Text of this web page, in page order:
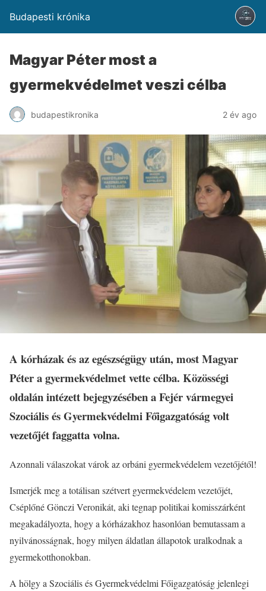
Budapesti krónika
Magyar Péter most a
gyermekvédelmet veszi célba
budapestikronika 2 év ago
A kórházak és az egészségügy után, most Magyar
Péter a gyermekvédelmet vette célba. Közösségi
oldalán intézett bejegyzésében a Fejér vármegyei
Szociális és Gyermekvédelmi Főigazgatóság volt
vezetőjét faggatta volna.
Azonnali válaszokat várok az orbáni gyermekvédelem vezetőjétől!
Ismerjék meg a totálisan szétvert gyermekvédelem vezetőjét,
Cséplőné Gönczi Veronikát, aki tegnappolitikai komisszárként
megakadályozta, hogy a kórházakhoz hasonlóan bemutassam a
nyilvánosságnak, hogy milyen áldatlan állapotok uralkodnak a
gyermekotthonokban.
A hölgy a Szociális és Gyermekvédelmi Főigazgatóság jelenlegi